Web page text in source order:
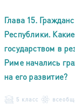
Глава 15.
Республики.
государством в
Риме начались
на его развитие?
5 класс